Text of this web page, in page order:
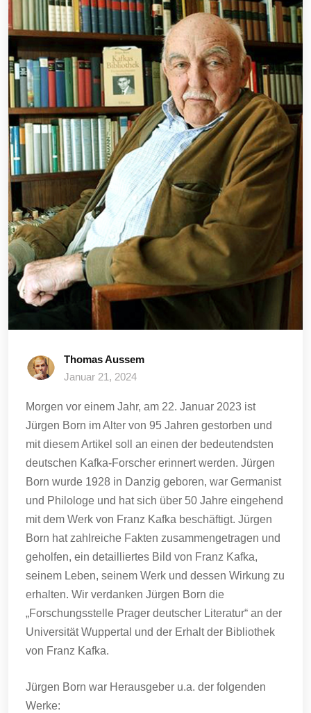
Thomas Aussem
Januar 21, 2024
Morgen vor einem Jahr, am 22. Januar 2023 ist
Jürgen Born im Alter von 95 Jahren gestorben und
mit diesem Artikel soll an einen der bedeutendsten
deutschen Kafka-Forscher erinnert werden. Jürgen
Born wurde 1928 in Danzig geboren, war Germanist
und Philologe und hat sich über 50 Jahre eingehend
mit dem Werk von Franz Kafka beschäftigt. Jürgen
Born hat zahlreiche Fakten zusammengetragen und
geholfen, ein detailliertes Bild von Franz Kafka,
seinem Leben, seinem Werk und dessen Wirkung zu
erhalten. Wir verdanken Jürgen Born die
„Forschungsstelle Prager deutscher Literatur“ an der
Universität Wuppertal und der Erhalt der Bibliothek
von Franz Kafka.
Jürgen Born war Herausgeber u.a. der folgenden
Werke: